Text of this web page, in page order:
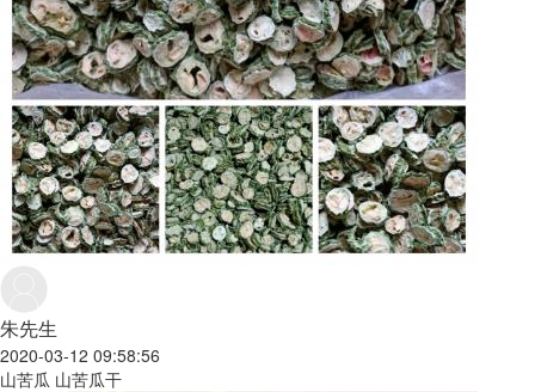
朱先生
2020-03-12 09:58:56
山苦瓜 山苦瓜干